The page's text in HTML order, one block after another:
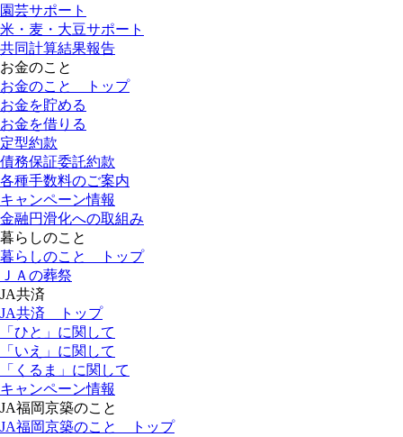
園芸サポート
米・麦・大豆サポート
共同計算結果報告
お金のこと
お金のこと トップ
お金を貯める
お金を借りる
定型約款
債務保証委託約款
各種手数料のご案内
キャンペーン情報
金融円滑化への取組み
暮らしのこと
暮らしのこと トップ
ＪＡの葬祭
JA共済
JA共済 トップ
「ひと」に関して
「いえ」に関して
「くるま」に関して
キャンペーン情報
JA福岡京築のこと
JA福岡京築のこと トップ